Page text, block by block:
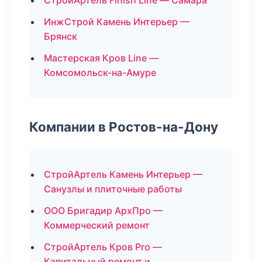
ИнжСтрой Камень Интерьер —
Брянск
Мастерская Кров Line —
Комсомольск-на-Амуре
Компании в Ростов-на-Дону
СтройАртель Камень Интерьер —
Санузлы и плиточные работы
ООО Бригадир АрхПро —
Коммерческий ремонт
СтройАртель Кров Pro —